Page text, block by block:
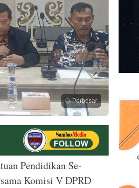
Perbesar
Pendidikan Se-
Komisi V DPRD